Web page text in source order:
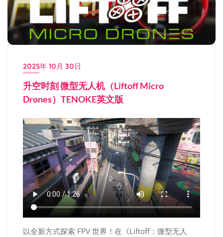
2025年 10月 30日
升空时刻 微型无人机（Liftoff Micro
Drones）TENOKE英文版
以全新方式探索 FPV 世界！在《Liftoff：微型无人